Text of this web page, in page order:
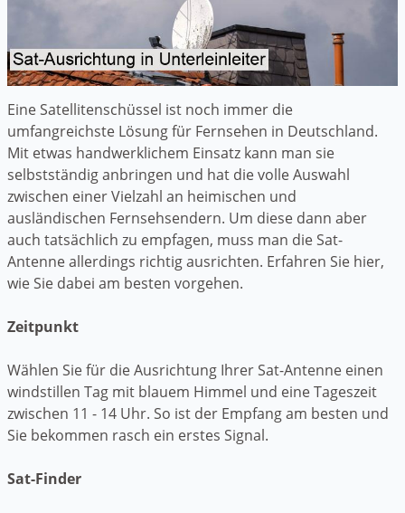
Eine Satellitenschüssel ist noch immer die
umfangreichste Lösung für Fernsehen in Deutschland.
Mit etwas handwerklichem Einsatz kann man sie
selbstständig anbringen und hat die volle Auswahl
zwischen einer Vielzahl an heimischen und
ausländischen Fernsehsendern. Um diese dann aber
auch tatsächlich zu empfagen, muss man die Sat-
Antenne allerdings richtig ausrichten. Erfahren Sie hier,
wie Sie dabei am besten vorgehen.
Zeitpunkt
Wählen Sie für die Ausrichtung Ihrer Sat-Antenne einen
windstillen Tag mit blauem Himmel und eine Tageszeit
zwischen 11 - 14 Uhr. So ist der Empfang am besten und
Sie bekommen rasch ein erstes Signal.
Sat-Finder